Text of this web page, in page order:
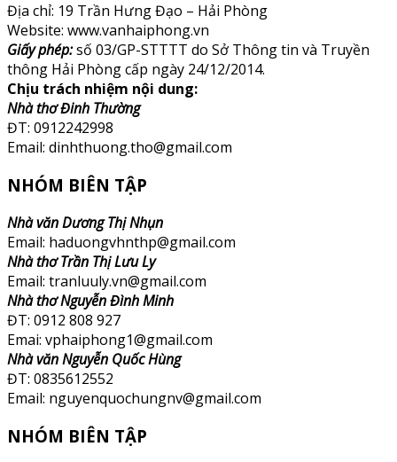
Địa chỉ: 19 Trần Hưng Đạo – Hải Phòng
Website: www.vanhaiphong.vn
Giấy phép:số 03/GP-STTTT do Sở Thông tin và Truyền
thông Hải Phòng cấp ngày 24/12/2014.
Chịu trách nhiệm nội dung:
Nhà thơ Đinh Thường
ĐT: 0912242998
Email: dinhthuong.tho@gmail.com
NHÓM BIÊN TẬP
Nhà văn Dương Thị Nhụn
Email: haduongvhnthp@gmail.com
Nhà thơ Trần Thị Lưu Ly
Email: tranluuly.vn@gmail.com
Nhà thơ Nguyễn Đình Minh
ĐT: 0912 808 927
Emai: vphaiphong1@gmail.com
Nhà văn Nguyễn Quốc Hùng
ĐT: 0835612552
Email: nguyenquochungnv@gmail.com
NHÓM BIÊN TẬP